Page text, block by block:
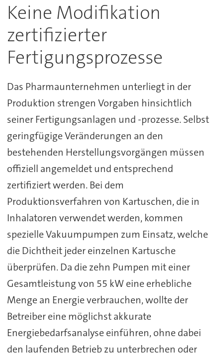
Keine Modifikation
zertifizierter
Fertigungsprozesse
Das Pharmaunternehmen unterliegt in der
Produktion strengen Vorgaben hinsichtlich
seiner Fertigungsanlagen und -prozesse. Selbst
geringfügige Veränderungen an den
bestehenden Herstellungsvorgängen müssen
offiziell angemeldet und entsprechend
zertifiziert werden. Bei dem
Produktionsverfahren von Kartuschen, die in
Inhalatoren verwendet werden, kommen
spezielle Vakuumpumpen zum Einsatz, welche
die Dichtheit jeder einzelnen Kartusche
überprüfen. Da die zehn Pumpen mit einer
Gesamtleistung von 55 kW eine erhebliche
Menge an Energie verbrauchen, wollte der
Betreiber eine möglichst akkurate
Energiebedarfsanalyse einführen, ohne dabei
den laufenden Betrieb zu unterbrechen oder